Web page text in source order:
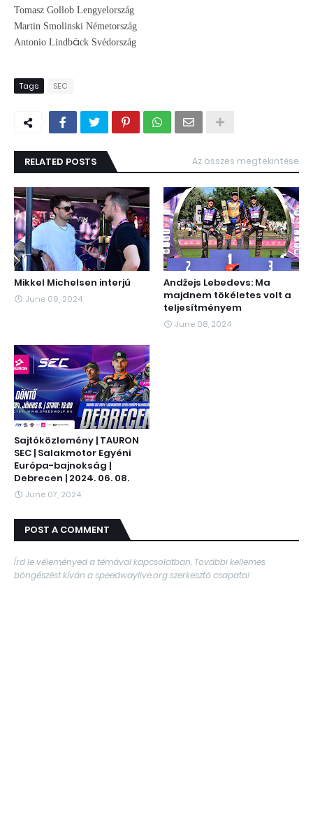
Tomasz Gollob Lengyelország
Martin Smolinski Németország
Antonio Lindbäck Svédország
Tags SEC
RELATED POSTS Az összes megtekintése
Mikkel Michelsen interjú
June 09, 2024
Andžejs Lebedevs: Ma
majdnem tökéletes volt a
teljesítményem
June 08, 2024
Sajtóközlemény | TAURON
SEC | Salakmotor Egyéni
Európa-bajnokság |
Debrecen | 2024. 06. 08.
June 07, 2024
POST A COMMENT
Írd le véleményed a témával kapcsolatban. További kellemes
böngészést kíván a speedwaylive.org szerkesztő csapata!